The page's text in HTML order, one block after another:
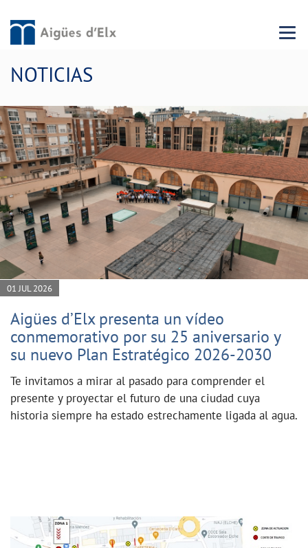
Menu
NOTICIAS
01 JUL 2026
Aigües d’Elx presenta un vídeo
conmemorativo por su 25 aniversario y
su nuevo Plan Estratégico 2026-2030
Te invitamos a mirar al pasado para comprender el
presente y proyectar el futuro de una ciudad cuya
historia siempre ha estado estrechamente ligada al agua.